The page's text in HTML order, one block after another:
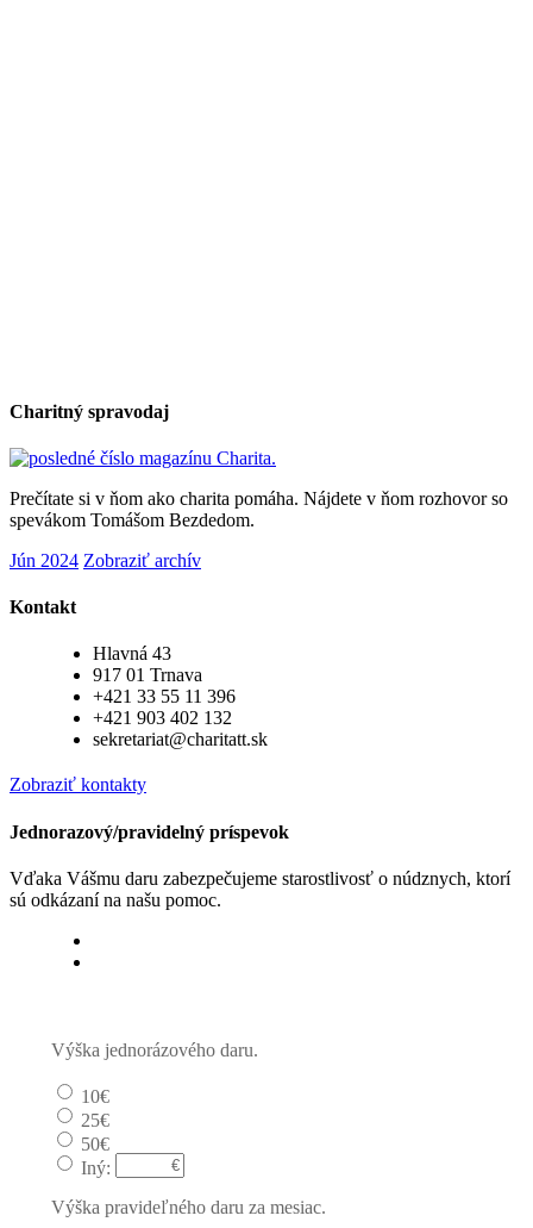
Charitný spravodaj
Prečítate si v ňom ako charita pomáha. Nájdete v ňom rozhovor so
spevákom Tomášom Bezdedom.
Jún 2024 Zobraziť archív
Kontakt
Hlavná 43
917 01 Trnava
+421 33 55 11 396
+421 903 402 132
sekretariat@charitatt.sk
Zobraziť kontakty
Jednorazový/pravidelný príspevok
Vďaka Vášmu daru zabezpečujeme starostlivosť o núdznych, ktorí
sú odkázaní na našu pomoc.
Výška jednorázového daru.
10€
25€
50€
Iný:
Výška pravideľného daru za mesiac.